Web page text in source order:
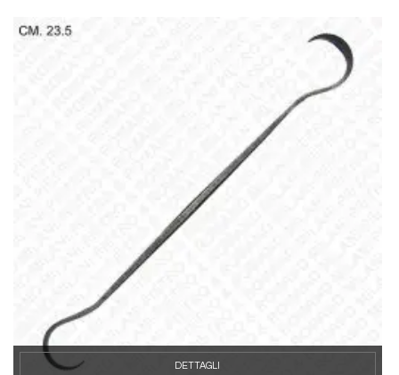
DETTAGLI